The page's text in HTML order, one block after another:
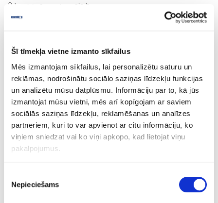
Šī tīmekļa vietne izmanto sīkfailus
Mēs izmantojam sīkfailus, lai personalizētu saturu un
reklāmas, nodrošinātu sociālo saziņas līdzekļu funkcijas
un analizētu mūsu datplūsmu. Informāciju par to, kā jūs
izmantojat mūsu vietni, mēs arī kopīgojam ar saviem
sociālās saziņas līdzekļu, reklamēšanas un analīzes
partneriem, kuri to var apvienot ar citu informāciju, ko
viņiem sniedzat vai ko viņi apkopo, kad lietojat viņu
pakalpojumus.
izvēle
Nepieciešams
Ūdensizturīga universālā līme.
Den Braven Super Adhesive ir vienkomponenta profesionāla ātri
žūstoša momentlīme uz cianoakrila etila bāzes.
ĪPAŠĪBAS
Neietekmē minerālo pamatņu krāsu (var izmantot akmens
salīmēšanai)
Tūdaļ pēc uzklāšanas veido saķeri ar pamatni (var izmantot
absorbējošu un neabsorbējošu, gludu un porainu virsmu
salīmēšanai)
2-3 sekunžu laikā pēc uzklāšanas polimerizējas absorbētā
mitruma ietekmē
Nesatur šķīdinātājus
PIELIETOJUMS
plastmasu salīmēšanai. Super Glue izmanto keramikas un
porcelāna salīmēšanai, kā arī modelēšanā, juvelieru darbos un
dekorāciju izgatavošanā. Tāpat Super Adhesive lieto gumijas